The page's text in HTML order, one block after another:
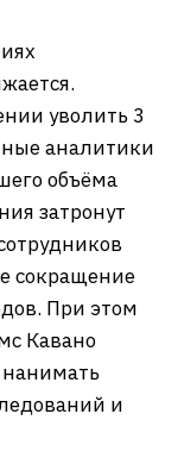
уволить 3
аналитики
объёма
затронут
сокращение
При этом
Кавано
и